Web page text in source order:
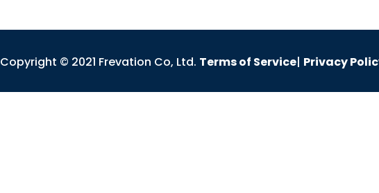
Copyright © 2021 Frevation Co, Ltd. Terms of Service| Privacy